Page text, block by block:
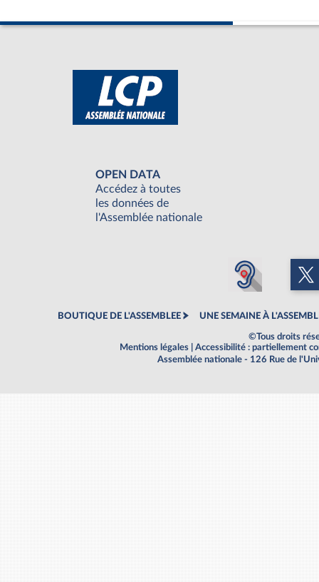
OPEN DATA
Accédez à toutes
les données de
l'Assemblée nationale
BOUTIQUE DE L'ASSEMBLEE UNE SEMAINE À
©Tous droits
Mentions légales
Accessibilité : partiellement
Assemblée nationale - 126 Rue de